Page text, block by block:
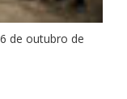
de outubro de